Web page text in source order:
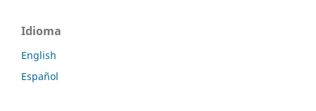
Idioma
English
Español